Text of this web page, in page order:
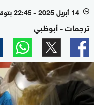
l 14 أبريل 2025 - 22:45 بتوقيت أبوظبي
ترجمات - أبوظبي